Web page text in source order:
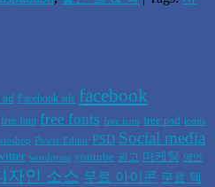
Facebook ads facebook
free font free fonts free icon free psd icons
Power Editor PSD Social media
wordpress youtube 광고 마케팅 명언
자인 소스 무료 아이콘 무료 텍